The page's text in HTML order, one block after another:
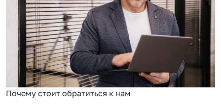
Почему стоит обратиться к нам